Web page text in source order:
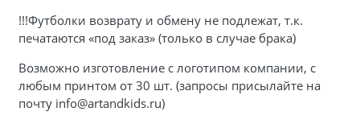
!!!Футболки возврату и обмену не подлежат, т.к.
печатаются «под заказ» (только в случае брака)
Возможно изготовление с логотипом компании, с
любым принтом от 30 шт. (запросы присылайте на
почту info@artandkids.ru)